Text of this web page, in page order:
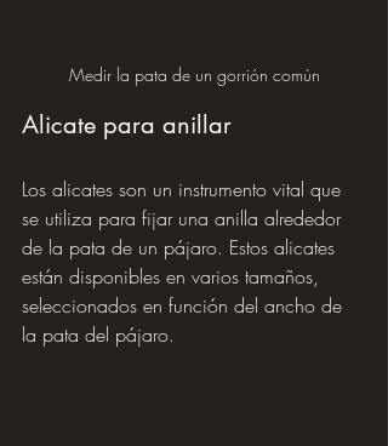
Medir la pata de un gorrión común
Alicate para anillar
Los alicates son un instrumento vital que
se utiliza para fijar una anilla alrededor
de la pata de un pájaro. Estos alicates
están disponibles en varios tamaños,
seleccionados en función del ancho de
la pata del pájaro.